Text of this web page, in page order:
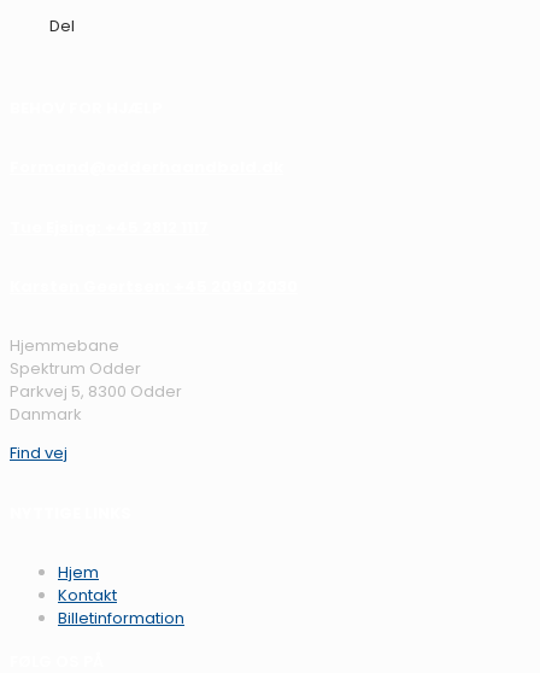
Del
Hjemmebane
Spektrum Odder
Parkvej 5, 8300 Odder
Danmark
Find vej
Hjem
Kontakt
Billetinformation